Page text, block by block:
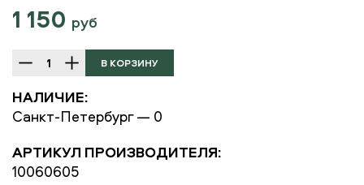
1 150 руб
НАЛИЧИЕ:
Санкт-Петербург — 0
АРТИКУЛ ПРОИЗВОДИТЕЛЯ:
10060605